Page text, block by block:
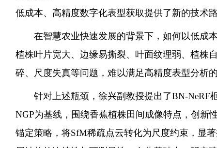
低成本、高精度数字化表型获取提供了新的技术路
在智慧农业快速发展的背景下，如何以低成
植株叶片宽大、边缘易撕裂、叶面纹理弱、植株
碎、尺度失真等问题，难以满足高精度表型分析的
针对上述瓶颈，徐兴副教授提出了BN-NeRF
NGP为基线，围绕香蕉植株田间成像特点，创新
锚定策略，将SfM稀疏点云转化为尺度约束，显